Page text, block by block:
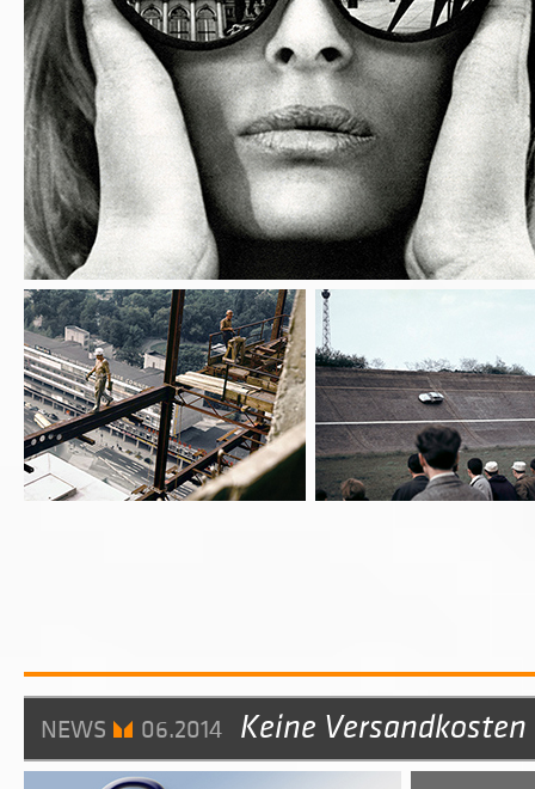
NEWS 06.2014 Keine